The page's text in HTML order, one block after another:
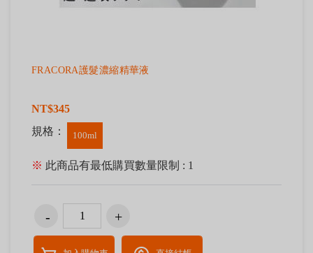
FRACORA護髮濃縮精華液
NT$345
規格：
100ml
※ 此商品有最低購買數量限制 : 1